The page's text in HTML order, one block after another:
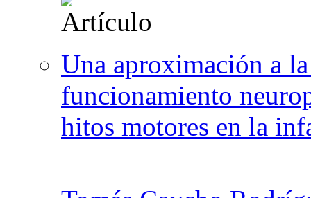
Una aproximación a
funcionamiento
hitos motores en la